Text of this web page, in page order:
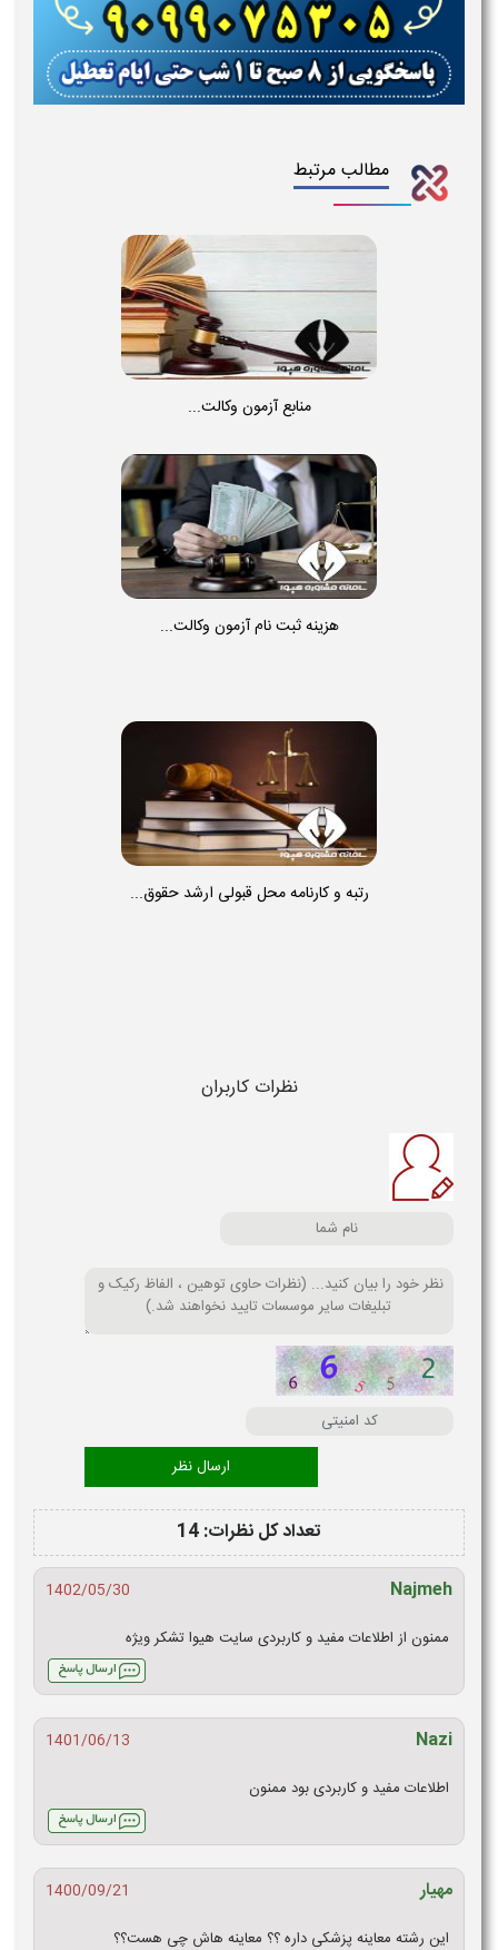
مطالب مرتبط
منابع آزمون وکالت...
هزینه ثبت نام آزمون وکالت...
رتبه و کارنامه محل قبولی ارشد حقوق...
نظرات کاربران
تعداد کل نظرات: 14
Najmeh
1402/05/30
ممنون از اطلاعات مفید و کاربردی سایت هیوا تشکر ویژه
Nazi
1401/06/13
اطلاعات مفید و کاربردی بود ممنون
مهیار
1400/09/21
این رشته معاینه پزشکی داره ؟؟ معاینه هاش چی هست؟؟